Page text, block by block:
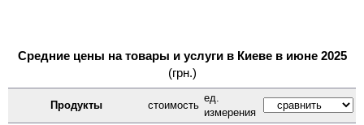
Средние цены на товары и услуги в Киеве в июне 2025
(грн.)
Продукты стоимость
ед.
измерения